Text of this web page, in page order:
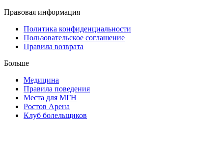
Правовая информация
Политика конфиденциальности
Пользовательское соглашение
Правила возврата
Больше
Медицина
Правила поведения
Места для МГН
Ростов Арена
Клуб болельщиков